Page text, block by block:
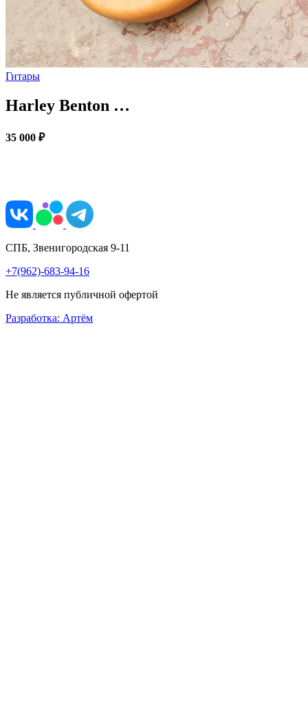
Гитары
Harley Benton …
35 000 ₽
СПБ, Звенигородская 9-11
+7(962)-683-94-16
Не является публичной офертой
Разработка: Артём